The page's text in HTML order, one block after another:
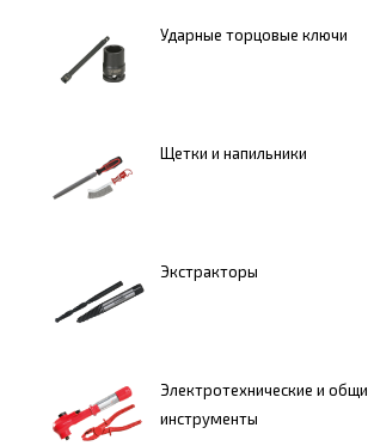
Ударные торцовые ключи
Щетки и напильники
Экстракторы
Электротехнические и
инструменты